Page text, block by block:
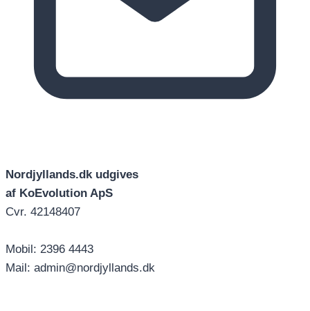
Nordjyllands.dk udgives
af KoEvolution ApS
Cvr. 42148407
Mobil: 2396 4443
Mail: admin@nordjyllands.dk